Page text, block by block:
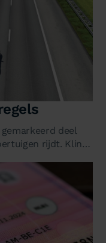
deel
rijdt. Klinkt